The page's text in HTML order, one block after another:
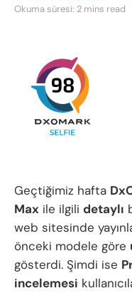
Okuma süresi: 2 mins read
Geçtiğimiz hafta
Max ile ilgili detaylı
web sitesinde
önceki modele göre
gösterdi. Şimdi ise
incelemesi